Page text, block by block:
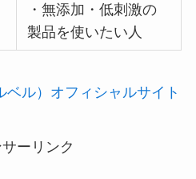
・無添加・低刺激の
製品を使いたい人
ベル）オフィシャルサイト
ーリンク